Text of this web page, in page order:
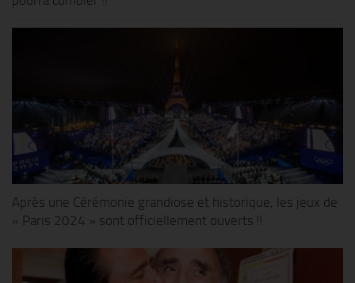
Après une Cérémonie grandiose et historique, les jeux de
« Paris 2024 » sont officiellement ouverts !!